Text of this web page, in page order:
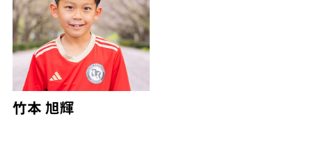
竹本 旭輝